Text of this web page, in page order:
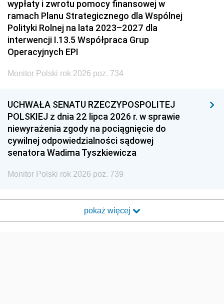
wypłaty i zwrotu pomocy finansowej w
ramach Planu Strategicznego dla Wspólnej
Polityki Rolnej na lata 2023–2027 dla
interwencji I.13.5 Współpraca Grup
Operacyjnych EPI
Monitor Polski rok 2026 poz. 734
UCHWAŁA SENATU RZECZYPOSPOLITEJ
POLSKIEJ z dnia 22 lipca 2026 r. w sprawie
niewyrażenia zgody na pociągnięcie do
cywilnej odpowiedzialności sądowej
senatora Wadima Tyszkiewicza
Monitor Polski rok 2026 poz. 739
pokaż więcej